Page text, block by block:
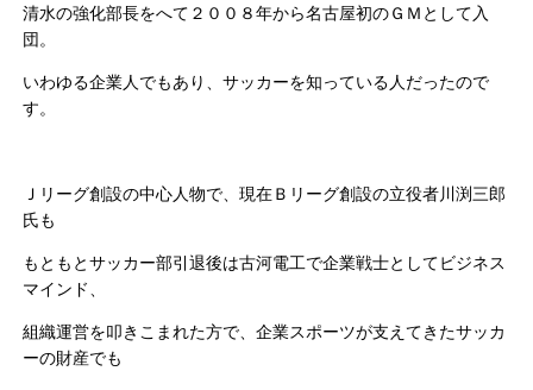
清水の強化部長をへて２００８年から名古屋初のＧＭとして入
団。
いわゆる企業人でもあり、サッカーを知っている人だったので
す。
Ｊリーグ創設の中心人物で、現在Ｂリーグ創設の立役者川渕三郎
氏も
もともとサッカー部引退後は古河電工で企業戦士としてビジネス
マインド、
組織運営を叩きこまれた方で、企業スポーツが支えてきたサッカ
ーの財産でも